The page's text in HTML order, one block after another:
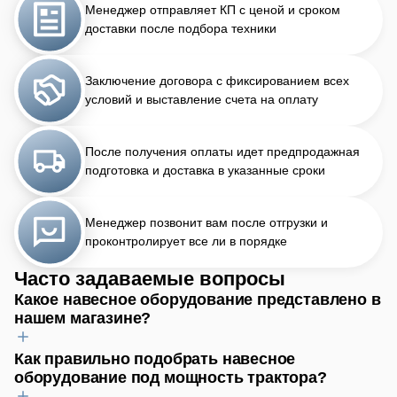
Менеджер отправляет КП с ценой и сроком
доставки после подбора техники
Заключение договора с фиксированием всех
условий и выставление счета на оплату
После получения оплаты идет предпродажная
подготовка и доставка в указанные сроки
Менеджер позвонит вам после отгрузки и
проконтролирует все ли в порядке
Часто задаваемые вопросы
Какое навесное оборудование представлено в
нашем магазине?
Для обработки почвы найдёте плуги, бороны, культиваторы.
Для посева — сеялки, для уборки урожая — косилки и
Как правильно подобрать навесное
оборудование под мощность трактора?